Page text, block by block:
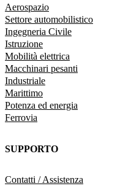
Aerospazio
Settore automobilistico
Ingegneria Civile
Istruzione
Mobilità elettrica
Macchinari pesanti
Industriale
Marittimo
Potenza ed energia
Ferrovia
SUPPORTO
Contatti / Assistenza